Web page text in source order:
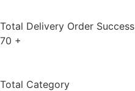
Total Delivery Order Success
70 +
Total Category